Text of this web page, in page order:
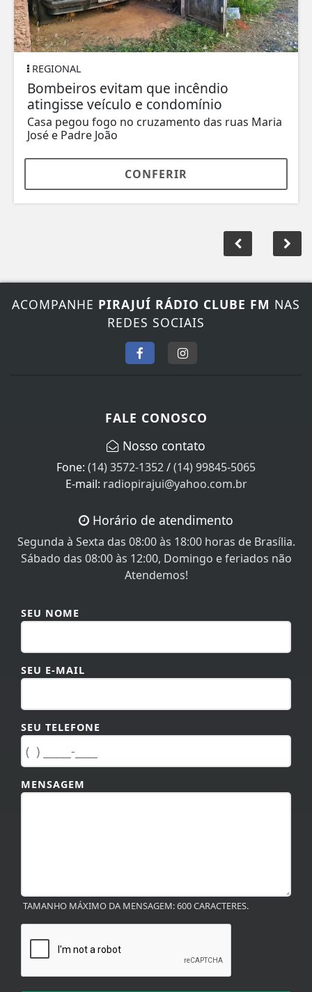
REGIONAL
Bombeiros evitam que incêndio
atingisse veículo e condomínio
Casa pegou fogo no cruzamento das ruas Maria
José e Padre João
CONFERIR
ACOMPANHE PIRAJUÍ RÁDIO CLUBE FM NAS
REDES SOCIAIS
FALE CONOSCO
Nosso contato
Fone: (14) 3572-1352/(14) 99845-5065
E-mail: radiopirajui@yahoo.com.br
Horário de atendimento
Segunda à Sexta das 08:00 às 18:00 horas de Brasília.
Sábado das 08:00 às 12:00, Domingo e feriados não
Atendemos!
SEU NOME
SEU E-MAIL
SEU TELEFONE
MENSAGEM
TAMANHO MÁXIMO DA MENSAGEM: 600 CARACTERES.